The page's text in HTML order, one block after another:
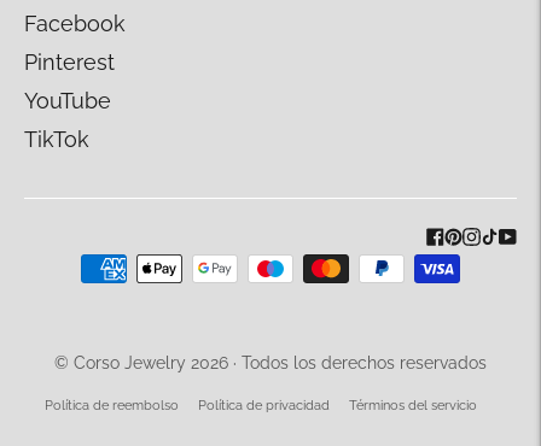
Facebook
Pinterest
YouTube
TikTok
Métodos
aceptados
© Corso Jewelry 2026 · Todos los derechos reservados
Política de reembolso Política de privacidad Términos del servicio